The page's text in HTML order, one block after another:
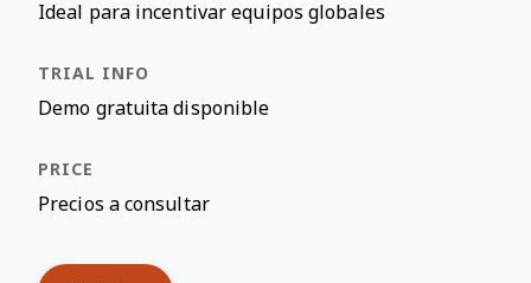
Ideal para incentivar equipos globales
Demo gratuita disponible
Precios a consultar